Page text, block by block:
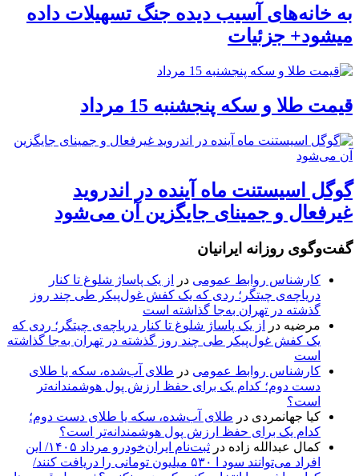
به خانه‌های آسیب دیده جنگ تسهیلات داده
میشود+ جزئیات
قیمت طلا و سکه پنجشنبه 15 مرداد
گوگل اسیستنت ماه آینده در اندروید
غیرفعال و جمینای جایگزین آن می‌شود
گفت‌وگوی روزانه ایرانیان
کارشناس روابط عمومی در
از یک پاساژ شلوغ تا کنار
دریاچه‌ی چیتگر؛ ردی که یک کفش غول‌پیکر طی چند روز
گذشته در تهران به‌جا گذاشته است
مرضیه در
از یک پاساژ شلوغ تا کنار دریاچه‌ی چیتگر؛ ردی که
یک کفش غول‌پیکر طی چند روز گذشته در تهران به‌جا گذاشته
است
کارشناس روابط عمومی در طلای آب‌شده، سکه یا طلای
دست دوم؛ کدام یک برای حفظ ارزش پول هوشمندانه‌تر
است؟
کیا جهانمردی در طلای آب‌شده، سکه یا طلای دست دوم؛
کدام یک برای حفظ ارزش پول هوشمندانه‌تر است؟
کمال عبدالله زاده در
ثبت‌نام ایران‌خودرو مرداد ۱۴۰۵/ این
افراد می‌توانند سود ا ۵۳۰ میلیون تومانی را دریافت کنند/